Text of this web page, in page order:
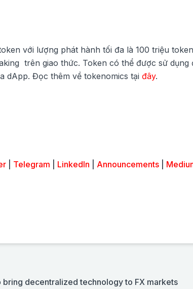
với lượng phát hành tối đa là 100 triệu
trên giao thức. Token có thể được sử dụng
dApp. Đọc thêm về tokenomics tại đây.
Telegram LinkedIn Announcements
bring decentralized technology to FX markets